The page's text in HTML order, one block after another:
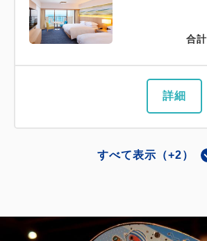
合計
詳細
ワー）
すべて表示（+2）